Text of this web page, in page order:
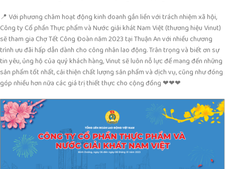
📍 Với phương châm hoạt động kinh doanh gắn liền với trách nhiệm xã hội,
Công ty Cổ phần Thực phẩm và Nước giải khát Nam Việt (thương hiệu Vinut)
sẽ tham gia Chợ Tết Công Đoàn năm 2023 tại Thuận An với nhiều chương
trình ưu đãi hấp dẫn dành cho công nhân lao động. Trân trọng và biết ơn sự
tin yêu, ủng hộ của quý khách hàng, Vinut sẽ luôn nỗ lực để mang đến những
sản phẩm tốt nhất, cải thiện chất lượng sản phẩm và dịch vụ, cũng như đóng
góp nhiều hơn nữa các giá trị thiết thực cho cộng đồng ❤❤❤